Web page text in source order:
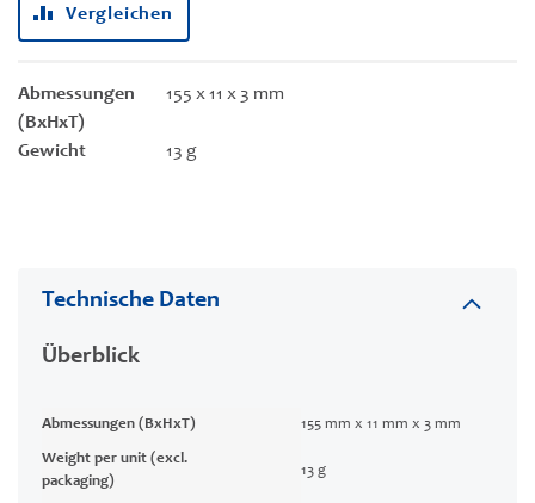
Vergleichen
Abmessungen
(BxHxT)
155 x 11 x 3 mm
Gewicht 13 g
Technische Daten
Überblick
Abmessungen (BxHxT) 155 mm x 11 mm x 3 mm
Weight per unit (excl.
packaging)
13 g